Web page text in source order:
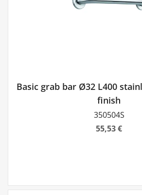
Basic grab bar Ø32 L400
finish
350504S
55,53 €